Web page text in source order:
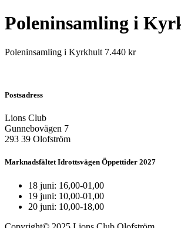
Poleninsamling i
Poleninsamling i Kyrkhult 7.440 kr
Postsadress
Lions Club
Gunnebovägen 7
293 39 Olofström
Marknadsfältet Idrottsvägen Öppettider 2027
18 juni: 16,00-01,00
19 juni: 10,00-01,00
20 juni: 10,00-18,00